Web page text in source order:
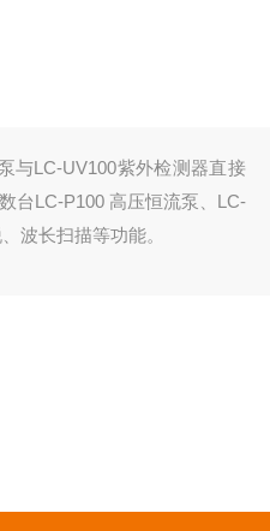
与LC-UV100紫外检测器直接
台LC-P100 高压恒流泵、LC-
波长扫描等功能。